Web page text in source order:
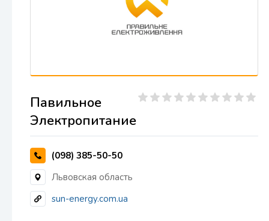
Павильное
Электропитание
(098) 385-50-50
Львовская область
sun-energy.com.ua